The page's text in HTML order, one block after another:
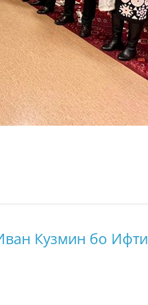
Кузмин бо